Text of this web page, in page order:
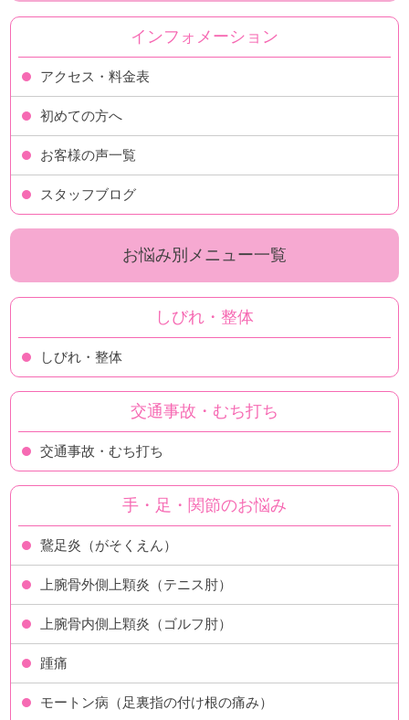
インフォメーション
アクセス・料金表
初めての方へ
お客様の声一覧
スタッフブログ
お悩み別メニュー一覧
しびれ・整体
しびれ・整体
交通事故・むち打ち
交通事故・むち打ち
手・足・関節のお悩み
鵞足炎（がそくえん）
上腕骨外側上顆炎（テニス肘）
上腕骨内側上顆炎（ゴルフ肘）
踵痛
モートン病（足裏指の付け根の痛み）